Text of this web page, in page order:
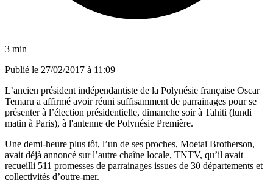
3 min
Publié le 27/02/2017 à 11:09
L’ancien président indépendantiste de la Polynésie française Oscar
Temaru a affirmé avoir réuni suffisamment de parrainages pour se
présenter à l’élection présidentielle, dimanche soir à Tahiti (lundi
matin à Paris), à l'antenne de Polynésie Première.
Une demi-heure plus tôt, l’un de ses proches, Moetai Brotherson,
avait déjà annoncé sur l’autre chaîne locale, TNTV, qu’il avait
recueilli 511 promesses de parrainages issues de 30 départements et
collectivités d’outre-mer.